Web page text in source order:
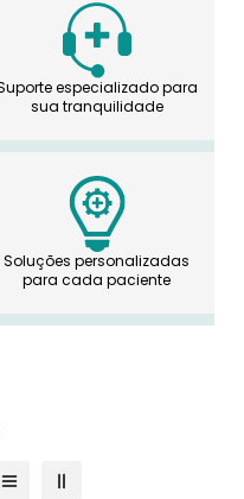
especializado para
sua tranquilidade
Soluções personalizadas
para cada paciente